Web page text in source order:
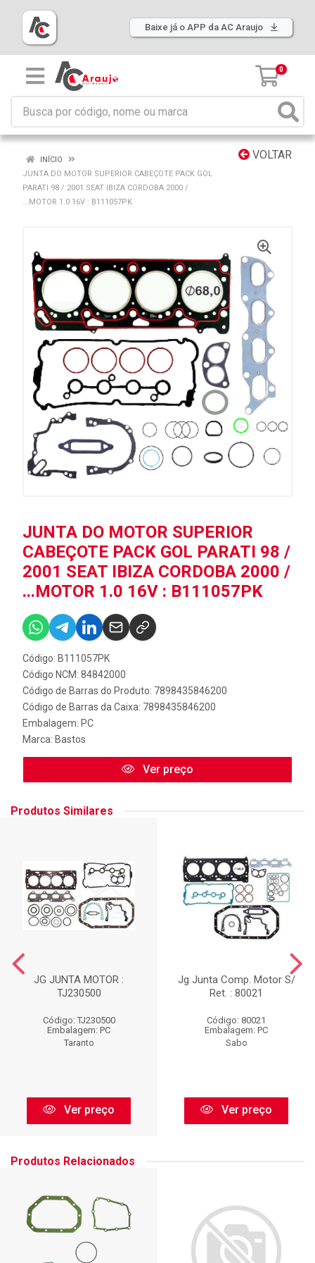
Baixe já o APP da AC Araujo
0
VOLTAR
INÍCIO
JUNTA DO MOTOR SUPERIOR CABEÇOTE PACK GOL
PARATI 98 / 2001 SEAT IBIZA CORDOBA 2000 /
...MOTOR 1.0 16V : B111057PK
JUNTA DO MOTOR SUPERIOR
CABEÇOTE PACK GOL PARATI 98 /
2001 SEAT IBIZA CORDOBA 2000 /
...MOTOR 1.0 16V : B111057PK
Código: B111057PK
Código NCM: 84842000
Código de Barras do Produto: 7898435846200
Código de Barras da Caixa: 7898435846200
Embalagem: PC
Marca: Bastos
Ver preço
Produtos Similares
JG JUNTA MOTOR :
TJ230500
Código: TJ230500
Embalagem: PC
Taranto
Ver preço
Jg Junta Comp. Motor S/
Ret. : 80021
Código: 80021
Embalagem: PC
Sabo
Ver preço
Produtos Relacionados